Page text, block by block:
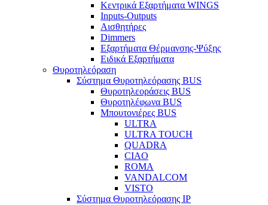
Κεντρικά Εξαρτήματα WINGS
Inputs-Outputs
Αισθητήρες
Dimmers
Εξαρτήματα Θέρμανσης-Ψύξης
Ειδικά Εξαρτήματα
Θυροτηλεόραση
Σύστημα Θυροτηλεόρασης BUS
Θυροτηλεοράσεις BUS
Θυροτηλέφωνα BUS
Μπουτονιέρες BUS
ULTRA
ULTRA TOUCH
QUADRA
CIAO
ROMA
VANDALCOM
VISTO
Σύστημα Θυροτηλεόρασης IP